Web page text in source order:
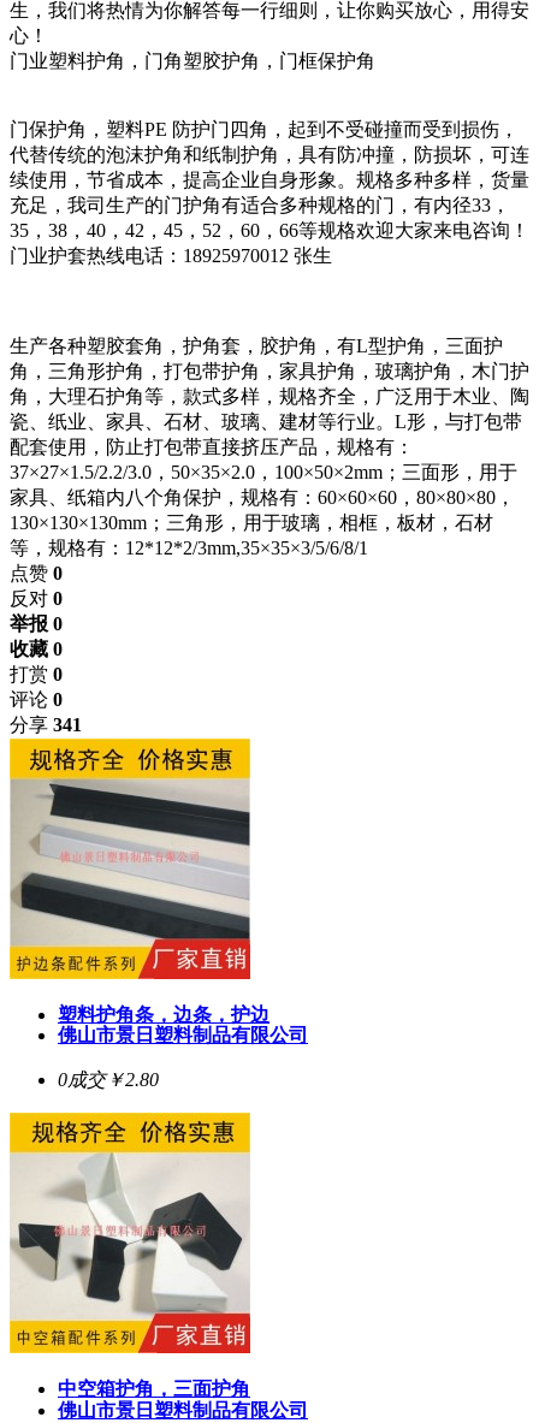
生，我们将热情为你解答每一行细则，让你购买放心，用得安
心！
门业塑料护角，门角塑胶护角，门框保护角
门保护角，塑料PE 防护门四角，起到不受碰撞而受到损伤，
代替传统的泡沫护角和纸制护角，具有防冲撞，防损坏，可连
续使用，节省成本，提高企业自身形象。规格多种多样，货量
充足，我司生产的门护角有适合多种规格的门，有内径33，
35，38，40，42，45，52，60，66等规格欢迎大家来电咨询！
门业护套热线电话：18925970012 张生
生产各种塑胶套角，护角套，胶护角，有L型护角，三面护
角，三角形护角，打包带护角，家具护角，玻璃护角，木门护
角，大理石护角等，款式多样，规格齐全，广泛用于木业、陶
瓷、纸业、家具、石材、玻璃、建材等行业。L形，与打包带
配套使用，防止打包带直接挤压产品，规格有：
37×27×1.5/2.2/3.0，50×35×2.0，100×50×2mm；三面形，用于
家具、纸箱内八个角保护，规格有：60×60×60，80×80×80，
130×130×130mm；三角形，用于玻璃，相框，板材，石材
等，规格有：12*12*2/3mm,35×35×3/5/6/8/1
点赞 0
反对 0
举报 0
收藏 0
打赏 0
评论 0
分享 341
塑料护角条，边条，护边
佛山市景日塑料制品有限公司
0成交￥2.80
中空箱护角，三面护角
佛山市景日塑料制品有限公司